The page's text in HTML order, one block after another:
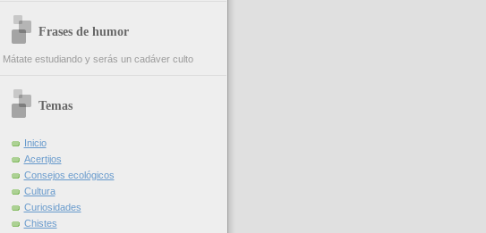
Frases de humor
Mátate estudiando y serás un cadáver culto
Temas
Inicio
Acertijos
Consejos ecológicos
Cultura
Curiosidades
Chistes